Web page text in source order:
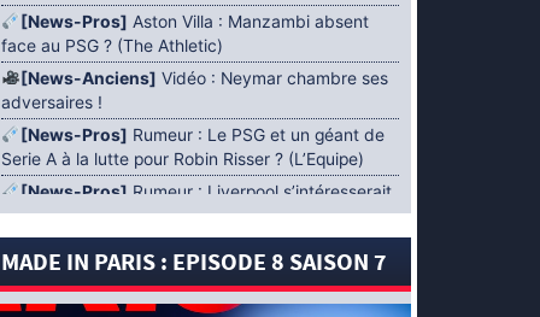
[News-Pros] Aston Villa : Manzambi absent
face au PSG ? (The Athletic)
[News-Anciens] Vidéo : Neymar chambre ses
adversaires !
[News-Pros] Rumeur : Le PSG et un géant de
Serie A à la lutte pour Robin Risser ? (L’Equipe)
[News-Pros] Rumeur : Liverpool s’intéresserait
à Ibrahim Mbaye en plus de Bradley Barcola
(Fabrizio Romano)
[News-Pros]Rumeur : Accord contractuel
trouvé entre le PSG et Mika Godts (Fabrizio
MADE IN PARIS : EPISODE 8 SAISON 7